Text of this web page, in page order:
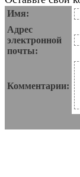
Имя:
Адрес
электронной
почты:
Комментарии: